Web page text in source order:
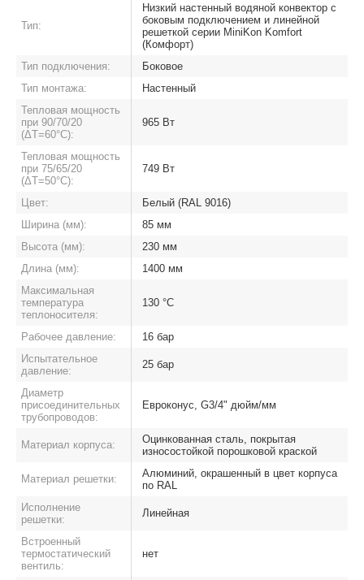
Тип:
Низкий настенный водяной конвектор с
боковым подключением и линейной
решеткой серии MiniKon Komfort
(Комфорт)
Тип подключения:
Боковое
Тип монтажа:
Настенный
Тепловая мощность
при 90/70/20
(ΔT=60°C):
965 Вт
Тепловая мощность
при 75/65/20
(ΔT=50°C):
749 Вт
Цвет:
Белый (RAL 9016)
Ширина (мм):
85 мм
Высота (мм):
230 мм
Длина (мм):
1400 мм
Максимальная
температура
теплоносителя:
130 °C
Рабочее давление:
16 бар
Испытательное
давление:
25 бар
Диаметр
присоединительных
трубопроводов:
Евроконус, G3/4" дюйм/мм
Материал корпуса:
Оцинкованная сталь, покрытая
износостойкой порошковой краской
Материал решетки:
Алюминий, окрашенный в цвет корпуса
по RAL
Исполнение
решетки:
Линейная
Встроенный
термостатический
вентиль:
нет